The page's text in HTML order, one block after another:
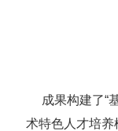
成果构建了“
术特色人才培养